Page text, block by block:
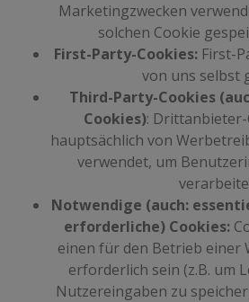
Marketingzwecken
solchen Cookie
First-Party-Cookies:First-
von uns selbst
Third-Party-Cookies
Cookies):
hauptsächlich von
verwendet, um
Notwendige (auch:
erforderliche) Cookies:
einen für den Betrieb einer
erforderlich sein (z.B. um
Nutzereingaben zu